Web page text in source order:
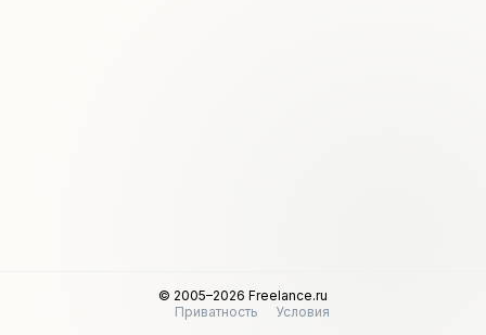
© 2005–2026 Freelance.ru
Приватность
Условия